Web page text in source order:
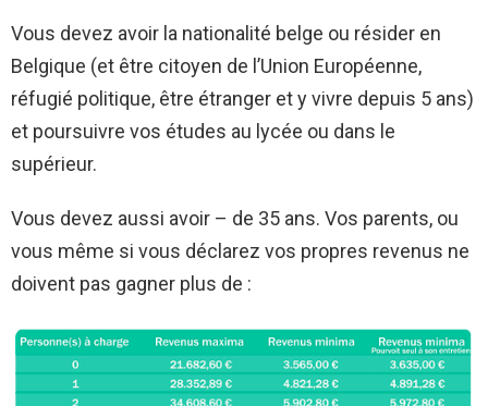
Vous devez avoir la nationalité belge ou résider en
Belgique (et être citoyen de l’Union Européenne,
réfugié politique, être étranger et y vivre depuis 5 ans)
et poursuivre vos études au lycée ou dans le
supérieur.
Vous devez aussi avoir – de 35 ans. Vos parents, ou
vous même si vous déclarez vos propres revenus ne
doivent pas gagner plus de :